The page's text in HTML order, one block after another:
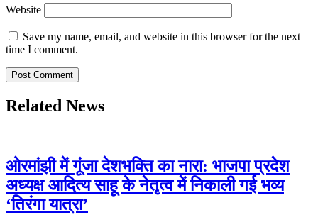
Website
Save my name, email, and website in this browser for the next
time I comment.
Related News
ओरमांझी में गूंजा देशभक्ति का नारा: भाजपा प्रदेश
अध्यक्ष आदित्य साहू के नेतृत्व में निकाली गई भव्य
‘तिरंगा यात्रा’